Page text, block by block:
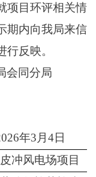
项目环评相关情
期内向我局来信
反映。
会同分局
6年3 月4日
冲风电场项目